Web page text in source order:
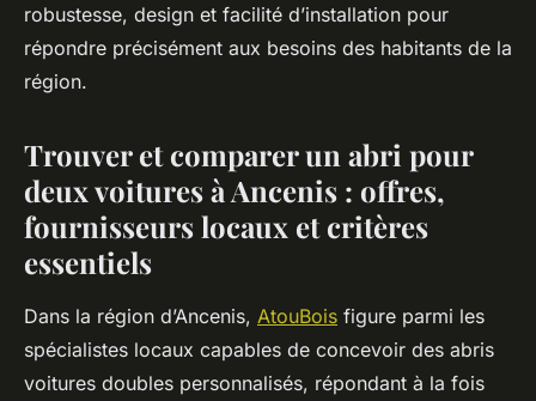
robustesse, design et facilité d’installation pour
répondre précisément aux besoins des habitants de la
région.
Trouver et comparer un abri pour
deux voitures à Ancenis : offres,
fournisseurs locaux et critères
essentiels
Dans la région d’Ancenis, AtouBois figure parmi les
spécialistes locaux capables de concevoir des abris
voitures doubles personnalisés, répondant à la fois